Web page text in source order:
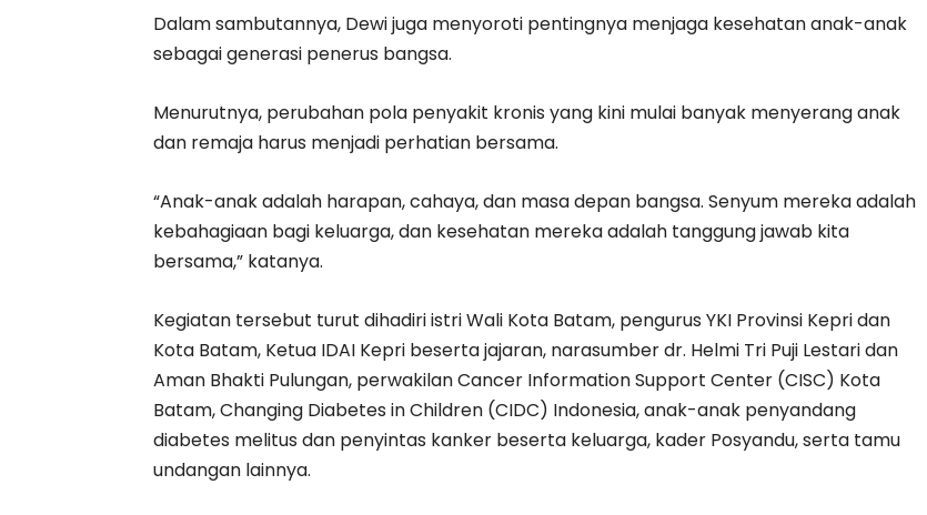
Dalam sambutannya, Dewi juga menyoroti pentingnya menjaga kesehatan anak-anak
sebagai generasi penerus bangsa.
Menurutnya, perubahan pola penyakit kronis yang kini mulai banyak menyerang anak
dan remaja harus menjadi perhatian bersama.
“Anak-anak adalah harapan, cahaya, dan masa depan bangsa. Senyum mereka adalah
kebahagiaan bagi keluarga, dan kesehatan mereka adalah tanggung jawab kita
bersama,” katanya.
Kegiatan tersebut turut dihadiri istri Wali Kota Batam, pengurus YKI Provinsi Kepri dan
Kota Batam, Ketua IDAI Kepri beserta jajaran, narasumber dr. Helmi Tri Puji Lestari dan
Aman Bhakti Pulungan, perwakilan Cancer Information Support Center (CISC) Kota
Batam, Changing Diabetes in Children (CIDC) Indonesia, anak-anak penyandang
diabetes melitus dan penyintas kanker beserta keluarga, kader Posyandu, serta tamu
undangan lainnya.